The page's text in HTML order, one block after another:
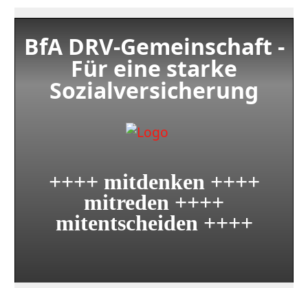
BfA DRV-Gemeinschaft -
Für eine starke
Sozialversicherung
++++ mitdenken ++++
mitreden ++++
mitentscheiden ++++